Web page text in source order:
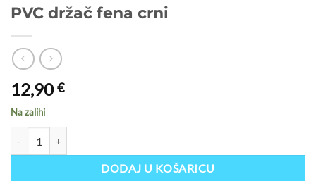
PVC držač fena crni
12,90€
Na zalihi
DODAJ U KOŠARICU